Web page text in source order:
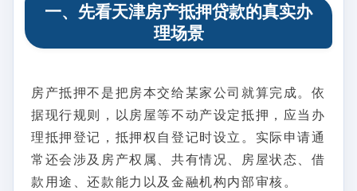
一、先看天津房产抵押贷款的真实办
理场景
房产抵押不是把房本交给某家公司就算完成。依
据现行规则，以房屋等不动产设定抵押，应当办
理抵押登记，抵押权自登记时设立。实际申请通
常还会涉及房产权属、共有情况、房屋状态、借
款用途、还款能力以及金融机构内部审核。